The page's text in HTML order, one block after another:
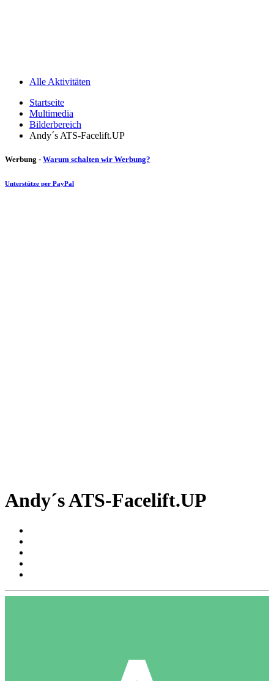
Alle Aktivitäten
Startseite
Multimedia
Bilderbereich
Andy´s ATS-Facelift.UP
Werbung - Warum schalten wir Werbung?
Unterstütze per PayPal
Andy´s ATS-Facelift.UP